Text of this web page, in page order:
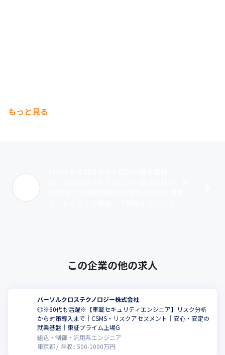
もっと見る
この企業の他の求人
パーソルクロステクノロジー株式会社
◎※60代も活躍※【車載セキュリティエンジニア】リスク分析
から対策導入まで｜CSMS・リスクアセスメント｜安心・安定の
就業基盤｜東証プライム上場G
組込・制御・汎用系エンジニア
東京都
年収 : 500-1000万円